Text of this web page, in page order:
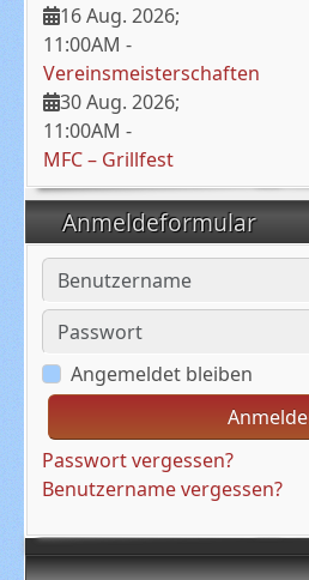
16 Aug. 2026;
11:00AM -
Vereinsmeisterschaften
30 Aug. 2026;
11:00AM -
MFC – Grillfest
Anmeldeformular
Benutzername
Passwort
Angemeldet bleiben
Passwort vergessen?
Benutzername vergessen?